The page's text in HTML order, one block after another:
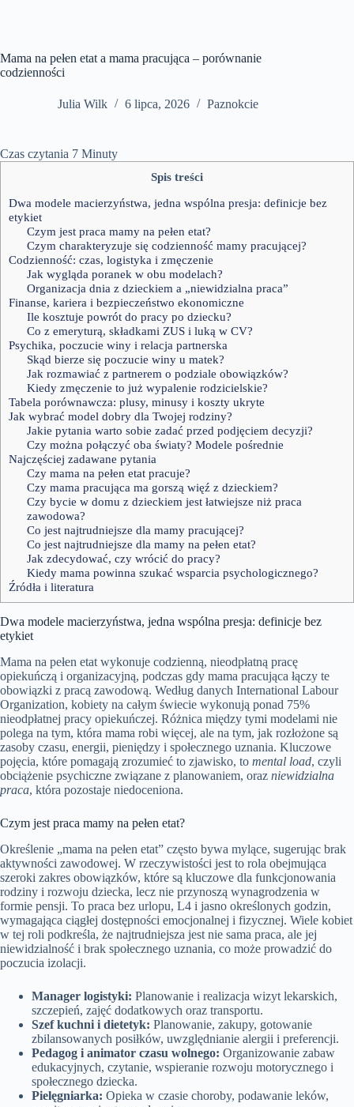
Mama na pełen etat a mama pracująca – porównanie
codzienności
Julia Wilk 6 lipca, 2026 Paznokcie
Czas czytania 7 Minuty
Spis treści
Dwa modele macierzyństwa, jedna wspólna presja: definicje bez
etykiet
Czym jest praca mamy na pełen etat?
Czym charakteryzuje się codzienność mamy pracującej?
Codzienność: czas, logistyka i zmęczenie
Jak wygląda poranek w obu modelach?
Organizacja dnia z dzieckiem a „niewidzialna praca”
Finanse, kariera i bezpieczeństwo ekonomiczne
Ile kosztuje powrót do pracy po dziecku?
Co z emeryturą, składkami ZUS i luką w CV?
Psychika, poczucie winy i relacja partnerska
Skąd bierze się poczucie winy u matek?
Jak rozmawiać z partnerem o podziale obowiązków?
Kiedy zmęczenie to już wypalenie rodzicielskie?
Tabela porównawcza: plusy, minusy i koszty ukryte
Jak wybrać model dobry dla Twojej rodziny?
Jakie pytania warto sobie zadać przed podjęciem decyzji?
Czy można połączyć oba światy? Modele pośrednie
Najczęściej zadawane pytania
Czy mama na pełen etat pracuje?
Czy mama pracująca ma gorszą więź z dzieckiem?
Czy bycie w domu z dzieckiem jest łatwiejsze niż praca
zawodowa?
Co jest najtrudniejsze dla mamy pracującej?
Co jest najtrudniejsze dla mamy na pełen etat?
Jak zdecydować, czy wrócić do pracy?
Kiedy mama powinna szukać wsparcia psychologicznego?
Źródła i literatura
Dwa modele macierzyństwa, jedna wspólna presja: definicje bez
etykiet
Mama na pełen etat wykonuje codzienną, nieodpłatną pracę
opiekuńczą i organizacyjną, podczas gdy mama pracująca łączy te
obowiązki z pracą zawodową. Według danych International Labour
Organization, kobiety na całym świecie wykonują ponad 75%
nieodpłatnej pracy opiekuńczej. Różnica między tymi modelami nie
polega na tym, która mama robi więcej, ale na tym, jak rozłożone są
zasoby czasu, energii, pieniędzy i społecznego uznania. Kluczowe
pojęcia, które pomagają zrozumieć to zjawisko, to mental load, czyli
obciążenie psychiczne związane z planowaniem, oraz niewidzialna
praca, która pozostaje niedoceniona.
Czym jest praca mamy na pełen etat?
Określenie „mama na pełen etat” często bywa mylące, sugerując brak
aktywności zawodowej. W rzeczywistości jest to rola obejmująca
szeroki zakres obowiązków, które są kluczowe dla funkcjonowania
rodziny i rozwoju dziecka, lecz nie przynoszą wynagrodzenia w
formie pensji. To praca bez urlopu, L4 i jasno określonych godzin,
wymagająca ciągłej dostępności emocjonalnej i fizycznej. Wiele kobiet
w tej roli podkreśla, że najtrudniejsza jest nie sama praca, ale jej
niewidzialność i brak społecznego uznania, co może prowadzić do
poczucia izolacji.
Manager logistyki: Planowanie i realizacja wizyt lekarskich,
szczepień, zajęć dodatkowych oraz transportu.
Szef kuchni i dietetyk: Planowanie, zakupy, gotowanie
zbilansowanych posiłków, uwzględnianie alergii i preferencji.
Pedagog i animator czasu wolnego: Organizowanie zabaw
edukacyjnych, czytanie, wspieranie rozwoju motorycznego i
społecznego dziecka.
Pielęgniarka: Opieka w czasie choroby, podawanie leków,